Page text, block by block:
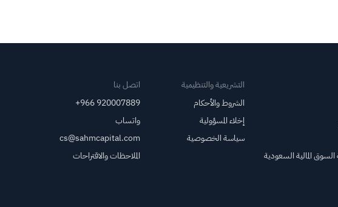
المالية السعودية
التشريعية والتنظيمية
الشروط والأحكام
إخلاء المسؤولية
سياسة الخصوصية
اتصل بنا
+966 920007889
واتساب
cs@sahmcapital.com
الملاحظات والاقتراحات